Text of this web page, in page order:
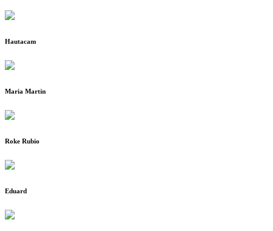
Hautacam
Maria Martin
Roke Rubio
Eduard